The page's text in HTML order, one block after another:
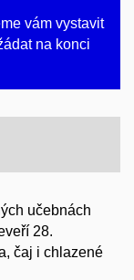
vám vystavit
na konci
učebnách
28.
čaj i chlazené